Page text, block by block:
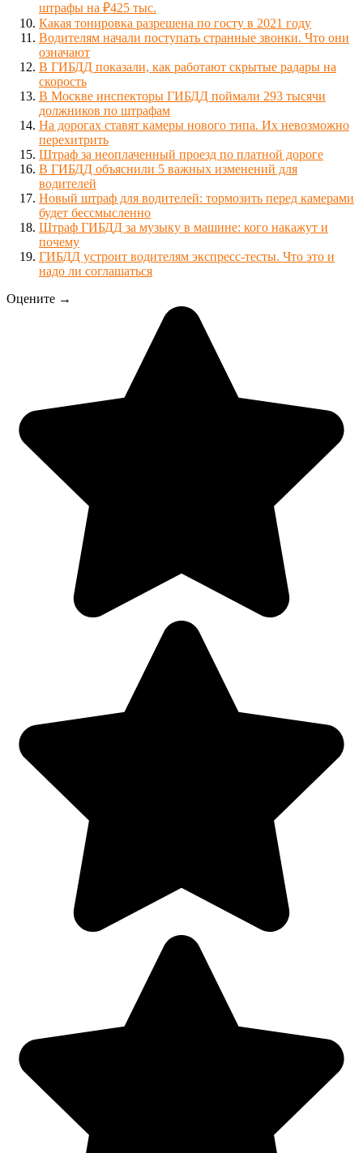
штрафы на ₽425 тыс.
Какая тонировка разрешена по госту в 2021 году
Водителям начали поступать странные звонки. Что они
означают
В ГИБДД показали, как работают скрытые радары на
скорость
В Москве инспекторы ГИБДД поймали 293 тысячи
должников по штрафам
На дорогах ставят камеры нового типа. Их невозможно
перехитрить
Штраф за неоплаченный проезд по платной дороге
В ГИБДД объяснили 5 важных изменений для
водителей
Новый штраф для водителей: тормозить перед камерами
будет бессмысленно
Штраф ГИБДД за музыку в машине: кого накажут и
почему
ГИБДД устроит водителям экспресс-тесты. Что это и
надо ли соглашаться
Оцените →